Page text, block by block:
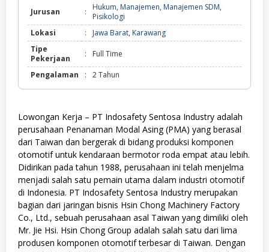
Jurusan : Hukum, Manajemen, Manajemen SDM,
Pisikologi
Lokasi
: Jawa Barat, Karawang
Tipe
Pekerjaan
: Full Time
Pengalaman : 2 Tahun
Lowongan Kerja – PT Indosafety Sentosa Industry adalah
perusahaan Penanaman Modal Asing (PMA) yang berasal
dari Taiwan dan bergerak di bidang produksi komponen
otomotif untuk kendaraan bermotor roda empat atau lebih.
Didirikan pada tahun 1988, perusahaan ini telah menjelma
menjadi salah satu pemain utama dalam industri otomotif
di Indonesia. PT Indosafety Sentosa Industry merupakan
bagian dari jaringan bisnis Hsin Chong Machinery Factory
Co., Ltd., sebuah perusahaan asal Taiwan yang dimiliki oleh
Mr. Jie Hsi. Hsin Chong Group adalah salah satu dari lima
produsen komponen otomotif terbesar di Taiwan. Dengan